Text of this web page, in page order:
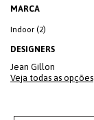
MARCA
Indoor (2)
DESIGNERS
Jean Gillon
Veja todas as opções